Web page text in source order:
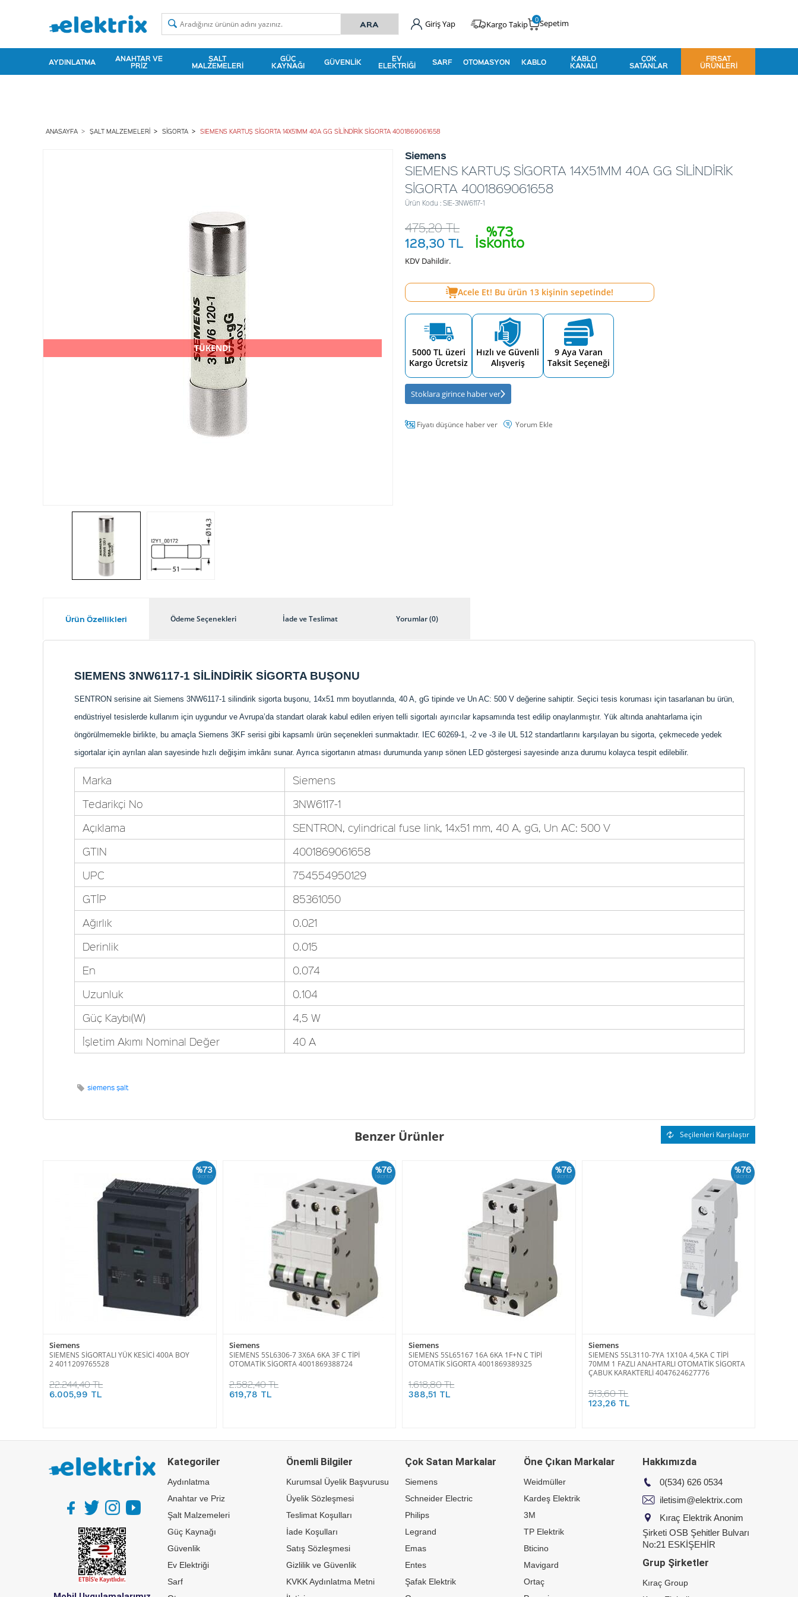
Giriş Yap Kargo Takip Sepetim
0
AYDINLATMA ANAHTAR VE
PRIZ
ŞALT
MALZEMELERI
GÜÇ
KAYNAĞI GÜVENLIK EV
ELEKTRIĞI SARF OTOMASYON KABLO KABLO
KANALI
ÇOK
SATANLAR
FIRSAT
ÜRÜNLERI
ANASAYFA ŞALT MALZEMELERI SIGORTA SIEMENS KARTUŞ SİGORTA 14X51MM 40A GG SİLİNDİRİK SİGORTA 4001869061658
TÜKENDİ
Siemens
SIEMENS KARTUŞ SİGORTA 14X51MM 40A GG SİLİNDİRİK
SİGORTA 4001869061658
Ürün Kodu : SIE-3NW6117-1
%73
İskonto
475,20TL
128,30 TL
KDV Dahildir.
Acele Et! Bu ürün 13kişinin sepetinde!
5000 TL üzeri
Kargo Ücretsiz
Hızlı ve Güvenli
Alışveriş
9 Aya Varan
Taksit Seçeneği
Stoklara girince haber ver
Fiyatı düşünce haber ver Yorum Ekle
Ürün Özellikleri Ödeme Seçenekleri İade ve Teslimat Yorumlar (0)
SIEMENS 3NW6117-1 SİLİNDİRİK SİGORTA BUŞONU
SENTRON serisine ait Siemens 3NW6117-1 silindirik sigorta buşonu, 14x51 mm boyutlarında, 40 A, gG tipinde ve Un AC: 500 V değerine sahiptir. Seçici tesis koruması için tasarlanan bu ürün,
endüstriyel tesislerde kullanım için uygundur ve Avrupa’da standart olarak kabul edilen eriyen telli sigortalı ayırıcılar kapsamında test edilip onaylanmıştır. Yük altında anahtarlama için
öngörülmemekle birlikte, bu amaçla Siemens 3KF serisi gibi kapsamlı ürün seçenekleri sunmaktadır. IEC 60269-1, -2 ve -3 ile UL 512 standartlarını karşılayan bu sigorta, çekmecede yedek
sigortalar için ayrılan alan sayesinde hızlı değişim imkânı sunar. Ayrıca sigortanın atması durumunda yanıp sönen LED göstergesi sayesinde arıza durumu kolayca tespit edilebilir.
Marka
Siemens
Tedarikçi No
3NW6117-1
Açıklama
SENTRON, cylindrical fuse link, 14x51 mm, 40 A, gG, Un AC: 500 V
GTIN
4001869061658
UPC
754554950129
GTİP
85361050
Ağırlık
0.021
Derinlik
0.015
En
0.074
Uzunluk
0.104
Güç Kaybı(W)
4,5 W
İşletim Akımı Nominal Değer
40 A
siemens şalt
Benzer Ürünler Seçilenleri Karşılaştır
%73
İskonto
Siemens
SIEMENS SİGORTALI YÜK KESİCİ 400A BOY
2 4011209765528
22.244,40 TL
6.005,99 TL
%76
İskonto
Siemens
SIEMENS 5SL6306-7 3X6A 6KA 3F C TİPİ
OTOMATİK SİGORTA 4001869388724
2.582,40 TL
619,78 TL
%76
İskonto
Siemens
SIEMENS 5SL65167 16A 6KA 1F+N C TİPİ
OTOMATİK SİGORTA 4001869389325
1.618,80 TL
388,51 TL
%76
İskonto
Siemens
SIEMENS 5SL3110-7YA 1X10A 4,5KA C TİPİ
70MM 1 FAZLI ANAHTARLI OTOMATİK SİGORTA
ÇABUK KARAKTERLİ 4047624627776
513,60 TL
123,26 TL
Kategoriler
Aydınlatma
Anahtar ve Priz
Şalt Malzemeleri
Güç Kaynağı
Güvenlik
Ev Elektriği
Sarf
Önemli Bilgiler
Kurumsal Üyelik Başvurusu
Üyelik Sözleşmesi
Teslimat Koşulları
İade Koşulları
Satış Sözleşmesi
Gizlilik ve Güvenlik
KVKK Aydınlatma Metni
Çok Satan Markalar
Siemens
Schneider Electric
Philips
Legrand
Emas
Entes
Şafak Elektrik
Öne Çıkan Markalar
Weidmüller
Kardeş Elektrik
3M
TP Elektrik
Bticino
Mavigard
Ortaç
Hakkımızda
0(534) 626 0534
iletisim@elektrix.com
Kıraç Elektrik Anonim
Şirketi OSB Şehitler Bulvarı
No:21 ESKİŞEHİR
Grup Şirketler
Kıraç Group